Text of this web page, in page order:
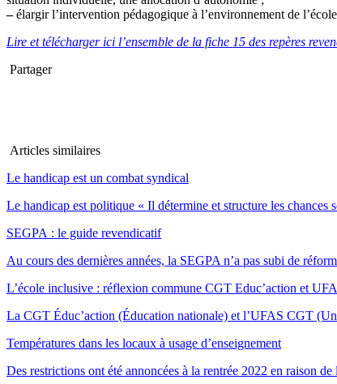
–élargir l’intervention pédagogique à l’environnement de l’école
Lire et télécharger ici l’ensemble de la fiche 15 des repères
Partager
Articles similaires
Le handicap est un combat syndical
Le handicap est politique « Il détermine et structure les
SEGPA : le guide revendicatif
Au cours des dernières années, la SEGPA n’a pas subi de
L’école inclusive : réflexion commune CGT Educ’action et
La CGT Éduc’action (Éducation nationale) et l’UFAS CGT
Températures dans les locaux à usage d’enseignement
Des restrictions ont été annoncées à la rentrée 2022 en raison